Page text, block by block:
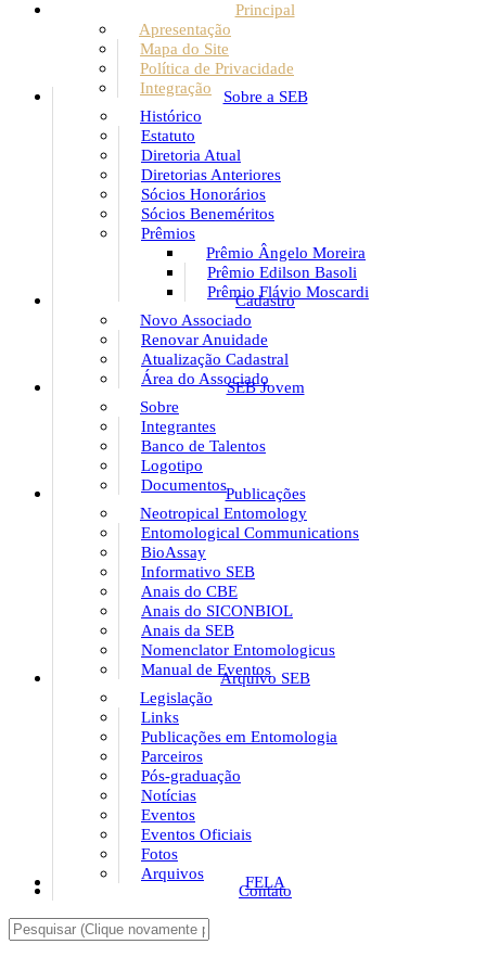
Principal
Apresentação
Mapa do Site
Política de Privacidade
Integração
Sobre a SEB
Histórico
Estatuto
Diretoria Atual
Diretorias Anteriores
Sócios Honorários
Sócios Beneméritos
Prêmios
Prêmio Ângelo Moreira
Prêmio Edilson Basoli
Prêmio Flávio Moscardi
Cadastro
Novo Associado
Renovar Anuidade
Atualização Cadastral
Área do Associado
SEB Jovem
Sobre
Integrantes
Banco de Talentos
Logotipo
DocumentosPublicações
Neotropical Entomology
Entomological Communications
BioAssay
Informativo SEB
Anais do CBE
Anais do SICONBIOL
Anais da SEB
Nomenclator Entomologicus
Manual de Eventos
Arquivo SEB
Legislação
Links
Publicações em Entomologia
Parceiros
Pós-graduação
Notícias
Eventos
Eventos Oficiais
Fotos
Arquivos
FELA
Contato